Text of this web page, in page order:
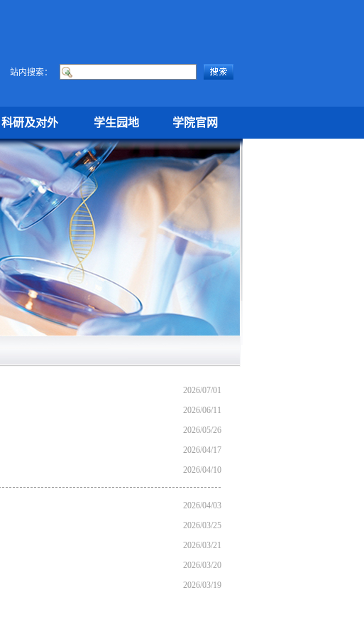
站内搜索：
科研及对外 学生园地 学院官网
2026/07/01
2026/06/11
2026/05/26
2026/04/17
2026/04/10
2026/04/03
2026/03/25
2026/03/21
2026/03/20
2026/03/19